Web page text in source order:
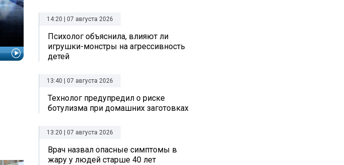
14:20 | 07 августа 2026
Психолог объяснила, влияют ли
игрушки-монстры на агрессивность
детей
13:40 | 07 августа 2026
Технолог предупредил о риске
ботулизма при домашних заготовках
13:20 | 07 августа 2026
Врач назвал опасные симптомы в
жару у людей старше 40 лет